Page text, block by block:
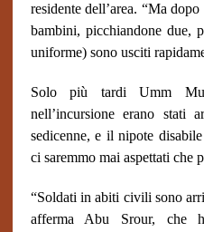
residente dell’area. “Ma
bambini, picchiandone due,
uniforme) sono usciti
Solo più tardi Umm
nell’incursione erano stati
sedicenne, e il nipote
ci saremmo mai aspettati che
“Soldati in abiti civili sono
afferma Abu Srour, che